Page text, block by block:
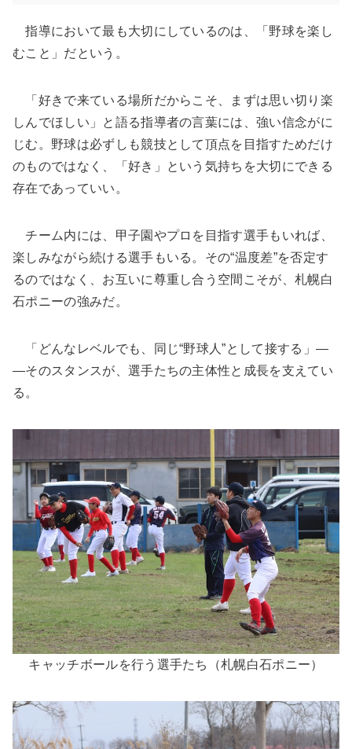
指導において最も大切にしているのは、「野球を楽し
むこと」だという。
「好きで来ている場所だからこそ、まずは思い切り楽
しんでほしい」と語る指導者の言葉には、強い信念がに
じむ。野球は必ずしも競技として頂点を目指すためだけ
のものではなく、「好き」という気持ちを大切にできる
存在であっていい。
チーム内には、甲子園やプロを目指す選手もいれば、
楽しみながら続ける選手もいる。その“温度差”を否定す
るのではなく、お互いに尊重し合う空間こそが、札幌白
石ポニーの強みだ。
「どんなレベルでも、同じ“野球人”として接する」―
―そのスタンスが、選手たちの主体性と成長を支えてい
る。
キャッチボールを行う選手たち（札幌白石ポニー）